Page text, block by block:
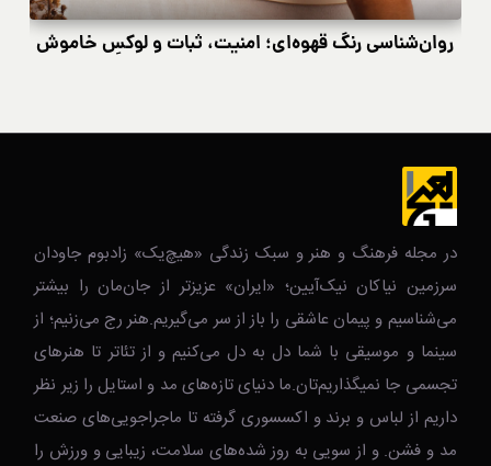
روان‌شناسی رنگ قهوه‌ای؛ امنیت، ثبات و لوکسِ خاموش
در مجله فرهنگ و هنر و سبک زندگی‌ «هیچ‌یک» زادبوم جاودان
سرزمین نیاکان نیک‌‌‌آیین؛ «ایران» عزیزتر از جان‌مان را بیشتر
می‌شناسیم و پیمان عاشقی را باز از سر می‌گیریم.هنر رج می‌زنیم؛ از
سینما و موسیقی با شما دل به دل می‌کنیم و از تئاتر تا هنرهای
تجسمی جا نمیگذاریم‌تان.ما دنیای تازه‌های مد و استایل را زیر نظر
داریم از لباس و برند و اکسسوری گرفته تا ماجراجویی‌های صنعت
مد و فشن. و از سویی به روز شده‌های سلامت، زیبایی و ورزش را